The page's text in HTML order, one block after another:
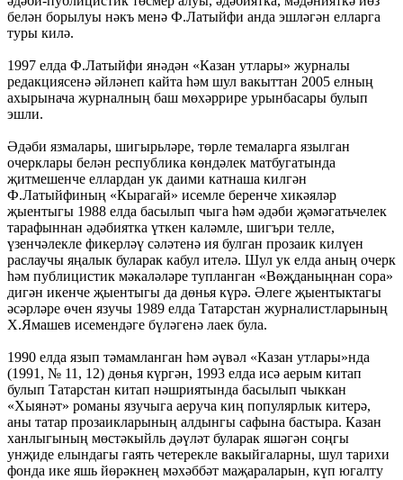
белән борылуы нәкъ менә Ф.Латыйфи анда эшләгән елларга
туры килә.
1997 елда Ф.Латыйфи янәдән «Казан утлары» журналы
редакциясенә әйләнеп кайта һәм шул вакыттан 2005 елның
ахырынача журналның баш мөхәррире урынбасары булып
эшли.
Әдәби язмалары, шигырьләре, төрле темаларга язылган
очерклары белән республика көндәлек матбугатында
җитмешенче еллардан ук даими катнаша килгән
Ф.Латыйфиның «Кырагай» исемле беренче хикәяләр
җыентыгы 1988 елда басылып чыга һәм әдәби җәмәгатьчелек
тарафыннан әдәбиятка үткен каләмле, шигъри телле,
үзенчәлекле фикерләү сәләтенә ия булган прозаик килүен
раслаучы яңалык буларак кабул ителә. Шул ук елда аның очерк
һәм публицистик мәкаләләре тупланган «Вөҗданыңнан сора»
дигән икенче җыентыгы да дөнья күрә. Әлеге җыентыктагы
әсәрләре өчен язучы 1989 елда Татарстан журналистларының
Х.Ямашев исемендәге бүләгенә лаек була.
1990 елда язып тәмамланган һәм әүвәл «Казан утлары»нда
(1991, № 11, 12) дөнья күргән, 1993 елда исә аерым китап
булып Татарстан китап нәшриятында басылып чыккан
«Хыянәт» романы язучыга аеруча киң популярлык китерә,
аны татар прозаикларының алдынгы сафына бастыра. Казан
ханлыгының мөстәкыйль дәүләт буларак яшәгән соңгы
унҗиде елындагы гаять четерекле вакыйгаларны, шул тарихи
фонда ике яшь йөрәкнең мәхәббәт маҗараларын, күп югалту